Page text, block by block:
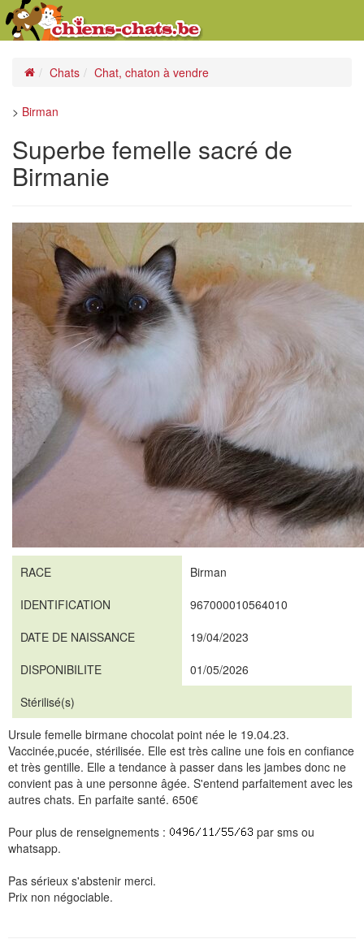
Chats Chat, chaton à vendre
> Birman
Superbe femelle sacré de
Birmanie
RACE
Birman
IDENTIFICATION
967000010564010
DATE DE NAISSANCE
19/04/2023
DISPONIBILITE
01/05/2026
Stérilisé(s)
Ursule femelle birmane chocolat point née le 19.04.23.
Vaccinée,pucée, stérilisée. Elle est très caline une fois en confiance
et très gentille. Elle a tendance à passer dans les jambes donc ne
convient pas à une personne âgée. S'entend parfaitement avec les
autres chats. En parfaite santé. 650€
Pour plus de renseignements :
par sms ou
whatsapp.
Pas sérieux s'abstenir merci.
Prix non négociable.